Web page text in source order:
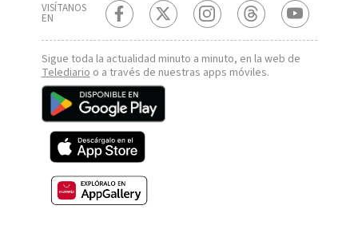
VISÍTANOS
EN
Sigue toda la actualidad minuto a minuto, en la web de
Telediario o a través de nuestras apps móviles.